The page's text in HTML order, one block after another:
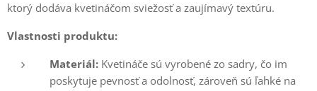
ktorý dodáva kvetináčom sviežosť a zaujímavý textúru.
Vlastnosti produktu:
Materiál: Kvetináče sú vyrobené zo sadry, čo im
poskytuje pevnosť a odolnosť, zároveň sú ľahké na